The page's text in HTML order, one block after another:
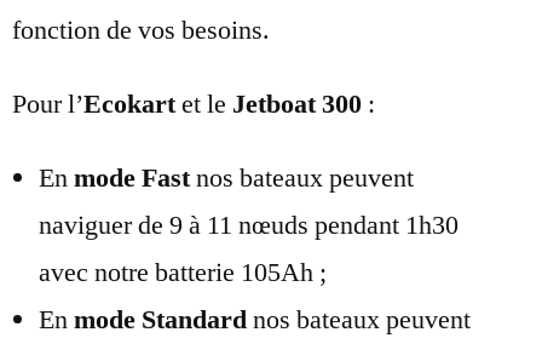
fonction de vos besoins.
Pour l’Ecokartet le Jetboat 300 :
Enmode Fastnos bateaux peuvent
naviguer de 9 à 11 nœuds pendant 1h30
avec notre batterie 105Ah ;
Enmode Standardnos bateaux peuvent